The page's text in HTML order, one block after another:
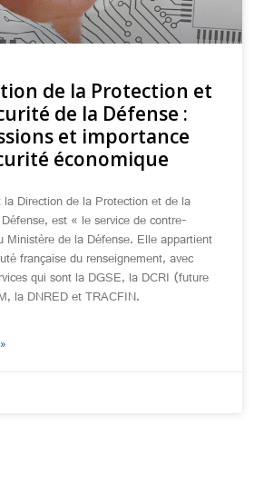
de la Protection et
de la Défense :
et importance
économique
Direction de la Protection et de la
est « le service de contre-
Ministère de la Défense. Elle appartient
française du renseignement, avec
qui sont la DGSE, la DCRI (future
la DNRED et TRACFIN.